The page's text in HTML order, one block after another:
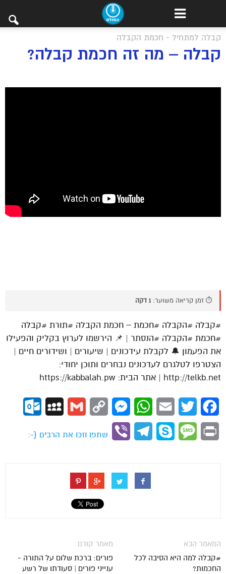
קבלה למתחיל - חכמת הקבלה
קבלה – מה זה חכמת קבלה?
⏱️ זמן קריאה משוער: 1 דקה
#קבלה #הקבלה #חכמת – חכמת הקבלה #תורת #קבלה
#חכמת #הקבלה #הנסתר | 📌 הירשמו לערוץ בקליק והפעילו
את הפעמון 🔔 לקבלת עידכונים | שיעורים | ושידורים חיים |
הצטרפו לטלגרם לעדכונים נבחרים ותוכן יחודי:
http://telkb.net | אתר הבית: https://kabbalah.pw
Facebook
Twitter
Email
WhatsApp
Messenger
Copy
Gmail
MySpace
Print
Message
Skype
Telegram
Viber
שתפו וזכו את הרבים (-:
מאמר קודם
פורים: ברכת שלום על התורה -
ענייני פורים | סעודתו של רשע
המאמר הבא
#קבלה למה היא הסיבה לכל
החכמות?